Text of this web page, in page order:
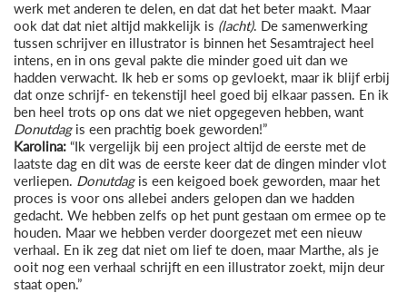
werk met anderen te delen, en dat dat het beter maakt. Maar
ook dat dat niet altijd makkelijk is (lacht). De samenwerking
tussen schrijver en illustrator is binnen het Sesamtraject heel
intens, en in ons geval pakte die minder goed uit dan we
hadden verwacht. Ik heb er soms op gevloekt, maar ik blijf erbij
dat onze schrijf- en tekenstijl heel goed bij elkaar passen. En ik
ben heel trots op ons dat we niet opgegeven hebben, want
Donutdagis een prachtig boek geworden!”
Karolina: “Ik vergelijk bij een project altijd de eerste met de
laatste dag en dit was de eerste keer dat de dingen minder vlot
verliepen. Donutdagis een keigoed boek geworden, maar het
proces is voor ons allebei anders gelopen dan we hadden
gedacht. We hebben zelfs op het punt gestaan om ermee op te
houden. Maar we hebben verder doorgezet met een nieuw
verhaal. En ik zeg dat niet om lief te doen, maar Marthe, als je
ooit nog een verhaal schrijft en een illustrator zoekt, mijn deur
staat open.”